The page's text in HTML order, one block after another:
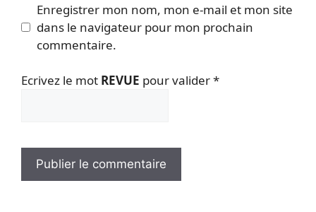
Enregistrer mon nom, mon e-mail et mon site
dans le navigateur pour mon prochain
commentaire.
Ecrivez le mot REVUE pour valider*